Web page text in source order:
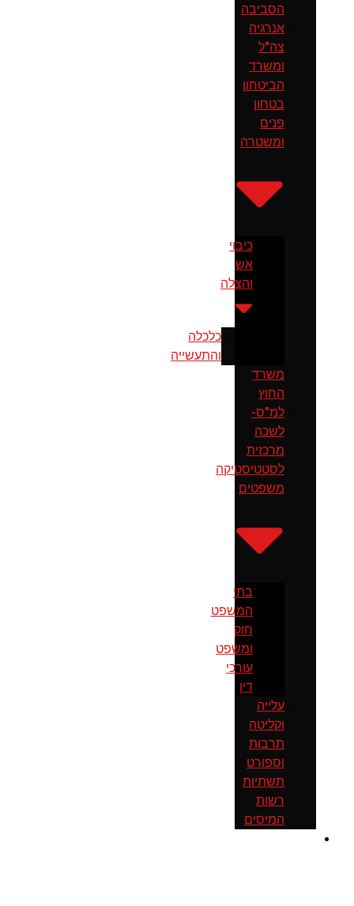
הסביבה
אנרגיה
צה"ל
ומשרד
הביטחון
בטחון
פנים
ומשטרה
כיבוי
אש
והצלה
כלכלה
והתעשייה
משרד
החוץ
למ"ס-
לשכה
מרכזית
לסטטיסטיקה
משפטים
בתי
המשפט
חוק
ומשפט
עורכי
דין
עלייה
וקליטה
תרבות
וספורט
תשתיות
רשות
המיסים